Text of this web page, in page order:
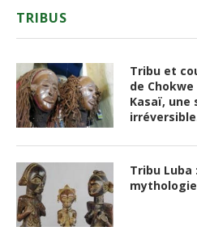
TRIBUS
Tribu et
de Chokwe
Kasaï, une
Tribu Luba